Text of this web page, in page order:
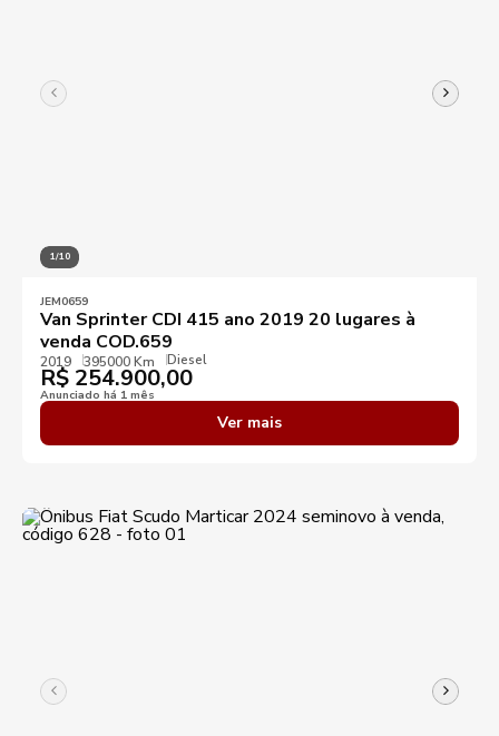
1/10
JEM0659
Van Sprinter CDI 415 ano 2019 20 lugares à
venda COD.659
2019 395000 Km Diesel
R$ 254.900,00
Anunciado há 1 mês
Ver mais